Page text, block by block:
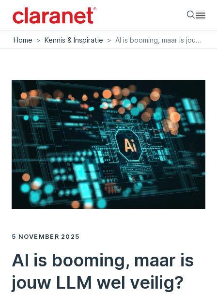
Home > Kennis & Inspiratie > AI is booming, maar is jouw LLM wel veilig?
5 NOVEMBER 2025
AI is booming, maar is
jouw LLM wel veilig?